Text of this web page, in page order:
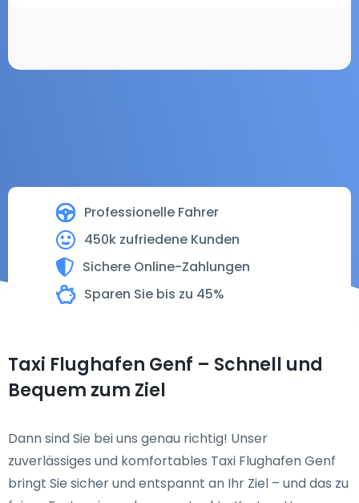
Professionelle Fahrer
450k zufriedene Kunden
Sichere Online-Zahlungen
Sparen Sie bis zu 45%
Taxi Flughafen Genf – Schnell und
Bequem zum Ziel
Dann sind Sie bei uns genau richtig! Unser
zuverlässiges und komfortables Taxi Flughafen Genf
bringt Sie sicher und entspannt an Ihr Ziel – und das zu